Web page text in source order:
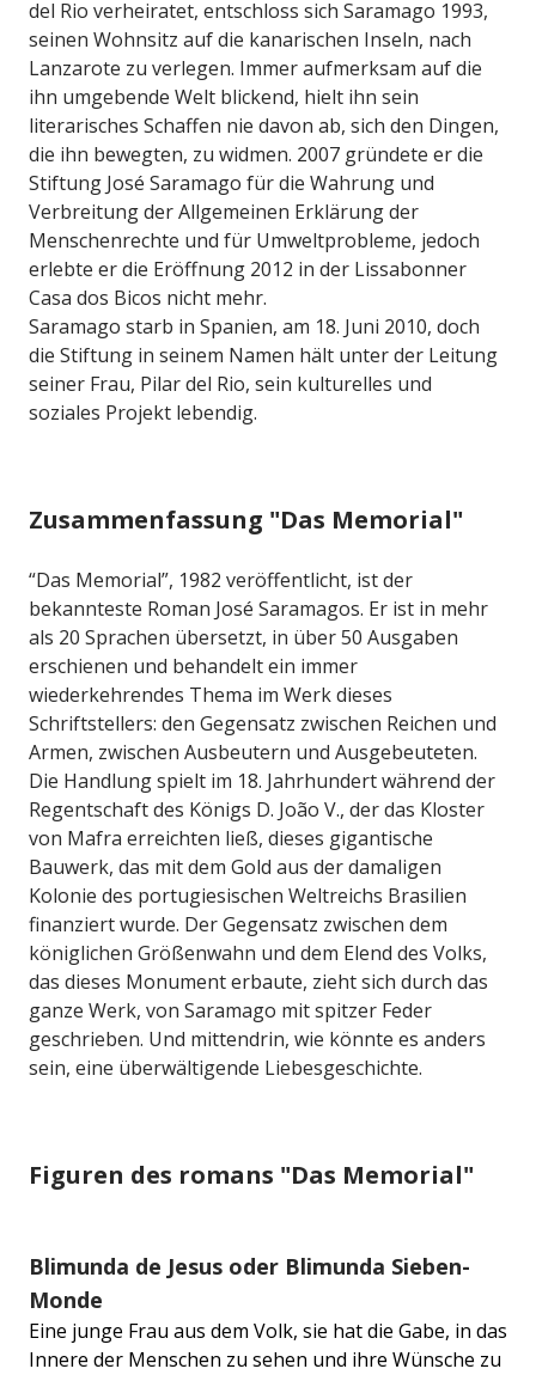
del Rio verheiratet, entschloss sich Saramago 1993,
seinen Wohnsitz auf die kanarischen Inseln, nach
Lanzarote zu verlegen. Immer aufmerksam auf die
ihn umgebende Welt blickend, hielt ihn sein
literarisches Schaffen nie davon ab, sich den Dingen,
die ihn bewegten, zu widmen. 2007 gründete er die
Stiftung José Saramago für die Wahrung und
Verbreitung der Allgemeinen Erklärung der
Menschenrechte und für Umweltprobleme, jedoch
erlebte er die Eröffnung 2012 in der Lissabonner
Casa dos Bicos nicht mehr.
Saramago starb in Spanien, am 18. Juni 2010, doch
die Stiftung in seinem Namen hält unter der Leitung
seiner Frau, Pilar del Rio, sein kulturelles und
soziales Projekt lebendig.
Zusammenfassung "Das Memorial"
“Das Memorial”, 1982 veröffentlicht, ist der
bekannteste Roman José Saramagos. Er ist in mehr
als 20 Sprachen übersetzt, in über 50 Ausgaben
erschienen und behandelt ein immer
wiederkehrendes Thema im Werk dieses
Schriftstellers: den Gegensatz zwischen Reichen und
Armen, zwischen Ausbeutern und Ausgebeuteten.
Die Handlung spielt im 18. Jahrhundert während der
Regentschaft des Königs D. João V., der das Kloster
von Mafra erreichten ließ, dieses gigantische
Bauwerk, das mit dem Gold aus der damaligen
Kolonie des portugiesischen Weltreichs Brasilien
finanziert wurde. Der Gegensatz zwischen dem
königlichen Größenwahn und dem Elend des Volks,
das dieses Monument erbaute, zieht sich durch das
ganze Werk, von Saramago mit spitzer Feder
geschrieben. Und mittendrin, wie könnte es anders
sein, eine überwältigende Liebesgeschichte.
Figuren des romans "Das Memorial"
Blimunda de Jesus oder Blimunda Sieben-
Monde
Eine junge Frau aus dem Volk, sie hat die Gabe, in das
Innere der Menschen zu sehen und ihre Wünsche zu